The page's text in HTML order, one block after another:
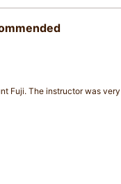
Fuji. The instructor was